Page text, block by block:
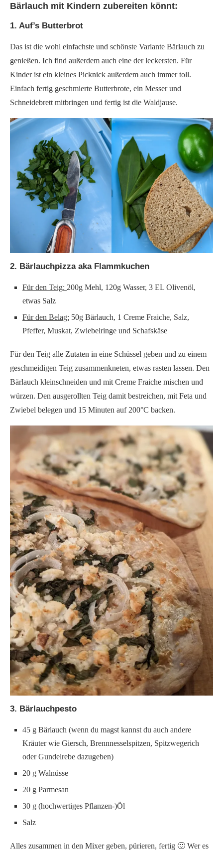
Bärlauch mit Kindern zubereiten könnt:
1. Auf’s Butterbrot
Das ist die wohl einfachste und schönste Variante Bärlauch zu
genießen. Ich find außerdem auch eine der leckersten. Für
Kinder ist ein kleines Picknick außerdem auch immer toll.
Einfach fertig geschmierte Butterbrote, ein Messer und
Schneidebrett mitbringen und fertig ist die Waldjause.
2. Bärlauchpizza aka Flammkuchen
Für den Teig: 200g Mehl, 120g Wasser, 3 EL Olivenöl,
etwas Salz
Für den Belag: 50g Bärlauch, 1 Creme Fraiche, Salz,
Pfeffer, Muskat, Zwiebelringe und Schafskäse
Für den Teig alle Zutaten in eine Schüssel geben und zu einem
geschmeidigen Teig zusammenkneten, etwas rasten lassen. Den
Bärlauch kleinschneiden und mit Creme Fraiche mischen und
würzen. Den ausgerollten Teig damit bestreichen, mit Feta und
Zwiebel belegen und 15 Minuten auf 200°C backen.
3. Bärlauchpesto
45 g Bärlauch (wenn du magst kannst du auch andere
Kräuter wie Giersch, Brennnesselspitzen, Spitzwegerich
oder Gundelrebe dazugeben)
20 g Walnüsse
20 g Parmesan
30 g (hochwertiges Pflanzen-)Öl
Salz
Alles zusammen in den Mixer geben, pürieren, fertig 🙂 Wer es